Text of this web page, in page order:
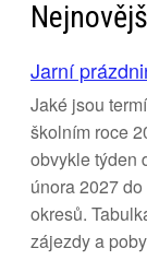
Jarní
Jaké jsou
školním roce
obvykle týden
února 2027
okresů.
zájezdy a